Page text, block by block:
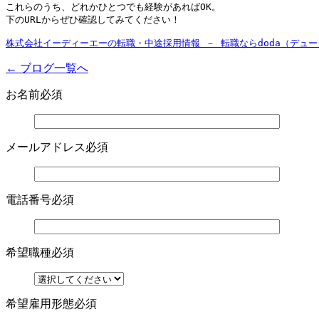
これらのうち、どれかひとつでも経験があればOK。
下のURLからぜひ確認してみてください！
株式会社イーディーエーの転職・中途採用情報 － 転職ならdoda（デュー
← ブログ一覧へ
お名前必須
メールアドレス必須
電話番号必須
希望職種必須
希望雇用形態必須